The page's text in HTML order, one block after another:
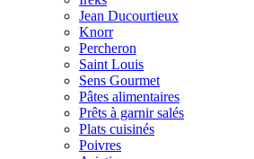
Jean Ducourtieux
Knorr
Percheron
Saint Louis
Sens Gourmet
Pâtes alimentaires
Prêts à garnir salés
Plats cuisinés
Poivres